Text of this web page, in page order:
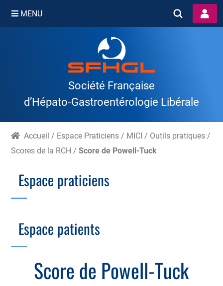
Skip
MENU
Société Française
d’Hépato‑Gastroentérologie Libérale
Accueil / Espace Praticiens / MICI / Outils pratiques /
Scores de la RCH /Score de Powell-Tuck
Score de Powell-Tuck
Espace praticiens
Échographie
Gastro-pédiatrie
Cotation des actes, lien avec les syndicats
Juridique
Espace patients
Estomac